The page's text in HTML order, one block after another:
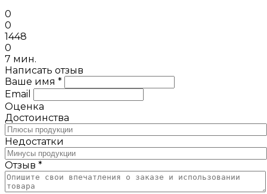
0
0
1448
0
7 мин.
Написать отзыв
Ваше имя *
Email
Оценка
Достоинства
Недостатки
Отзыв *